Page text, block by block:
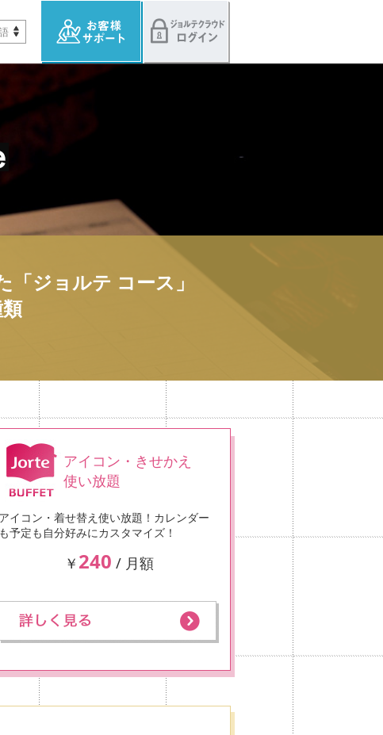
ジョルテ コース」
アイコン・きせかえ
使い放題
アイコン・着せ替え使い放題！カレンダー
も予定も自分好みにカスタマイズ！
￥ 240 / 月額